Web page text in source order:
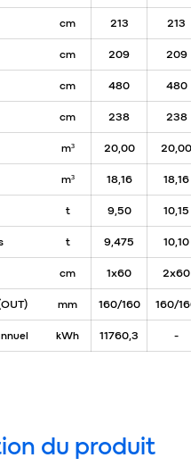
cm 213 213
cm 209 209
cm 480 480
cm 238 238
m³ 20,00 20,00
m³ 18,16 18,16
t 9,50 10,15
t 9,475 10,10
cm 1x60 2x60
mm 160/160 160/
kWh 11760,3 -
du produit